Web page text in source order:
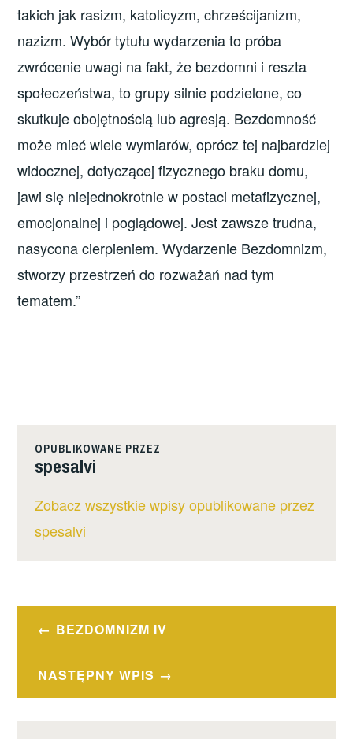
takich jak rasizm, katolicyzm, chrześcijanizm,
nazizm. Wybór tytułu wydarzenia to próba
zwrócenie uwagi na fakt, że bezdomni i reszta
społeczeństwa, to grupy silnie podzielone, co
skutkuje obojętnością lub agresją. Bezdomność
może mieć wiele wymiarów, oprócz tej najbardziej
widocznej, dotyczącej fizycznego braku domu,
jawi się niejednokrotnie w postaci metafizycznej,
emocjonalnej i poglądowej. Jest zawsze trudna,
nasycona cierpieniem. Wydarzenie Bezdomnizm,
stworzy przestrzeń do rozważań nad tym
tematem.”
OPUBLIKOWANE PRZEZ
spesalvi
Zobacz wszystkie wpisy opublikowane przez
spesalvi
Nawigacja
BEZDOMNIZM IV
NASTĘPNY WPIS